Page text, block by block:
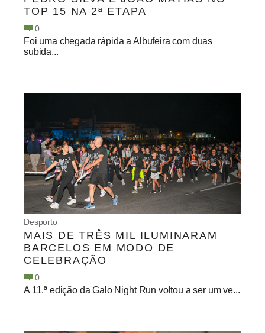
TOP 15 NA 2ª ETAPA
0
Foi uma chegada rápida a Albufeira com duas
subida...
Desporto
MAIS DE TRÊS MIL ILUMINARAM
BARCELOS EM MODO DE
CELEBRAÇÃO
0
A 11.ª edição da Galo Night Run voltou a ser um ve...